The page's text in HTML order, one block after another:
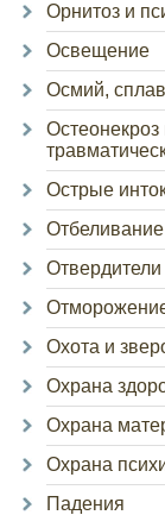
Орнитоз и
Освещение
Осмий,
Остеонекроз
Острые
Отвердители
Охота и
Охрана
Охрана
Охрана
Падения